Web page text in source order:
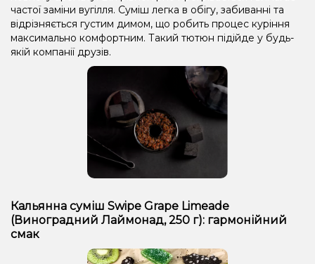
частої заміни вугілля. Суміш легка в обігу, забиванні та
відрізняється густим димом, що робить процес куріння
максимально комфортним. Такий тютюн підійде у будь-
якій компанії друзів.
Кальянна суміш Swipe Grape Limeade
(Виноградний Лаймонад, 250 г): гармонійний
смак